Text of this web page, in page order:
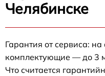
Челябинске
Гарантия от сервиса:
комплектующие — до 3
Что считается